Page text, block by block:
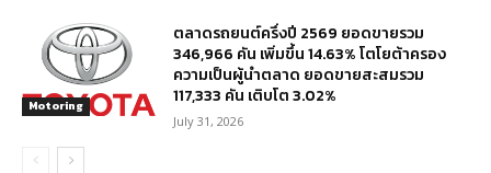
Motoring
ตลาดรถยนต์ครึ่งปี 2569 ยอดขายรวม
346,966 คัน เพิ่มขึ้น 14.63% โตโยต้าครอง
ความเป็นผู้นำตลาด ยอดขายสะสมรวม
117,333 คัน เติบโต 3.02%
July 31, 2026